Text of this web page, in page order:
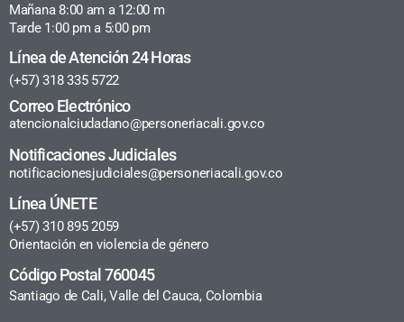
Mañana 8:00 am a 12:00 m
Tarde 1:00 pm a 5:00 pm
Línea de Atención 24 Horas
(+57) 318 335 5722
Correo Electrónico
atencionalciudadano@personeriacali.gov.co
Notificaciones Judiciales
notificacionesjudiciales@personeriacali.gov.co
Línea ÚNETE
(+57) 310 895 2059
Orientación en violencia de género
Código Postal 760045
Santiago de Cali, Valle del Cauca, Colombia